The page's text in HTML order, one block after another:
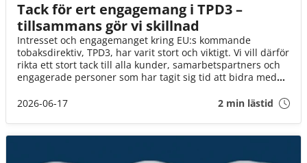
Tack för ert engagemang i TPD3 –
tillsammans gör vi skillnad
Intresset och engagemanget kring EU:s kommande
tobaksdirektiv, TPD3, har varit stort och viktigt. Vi vill därför
rikta ett stort tack till alla kunder, samarbetspartners och
engagerade personer som har tagit sig tid att bidra med
2026-06-17
2 min lästid